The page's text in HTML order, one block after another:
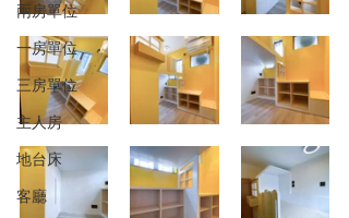
兩房單位
一房單位
三房單位
主人房
地台床
客廳